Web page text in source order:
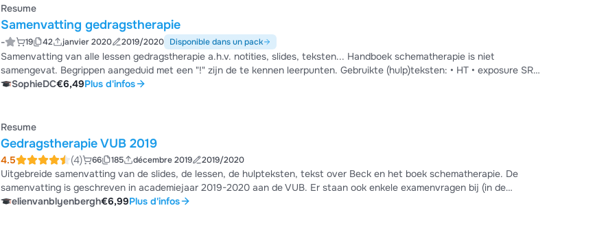
Resume
Samenvatting gedragstherapie
- 19 42 janvier 2020 2019/2020 Disponible dans un pack
Samenvatting van alle lessen gedragstherapie a.h.v. notities, slides, teksten... Handboek schematherapie is niet
samengevat. Begrippen aangeduid met een "!" zijn de te kennen leerpunten. Gebruikte (hulp)teksten: • HT • exposure SR
en SS • exposure • operante conditionering • interventies • hulptekst deel 2 Gebruikte teksten: • Hoofdstuk 5 K&K:
SophieDC€6,49Plus d'infos
Resume
Gedragstherapie VUB 2019
4.5 (4) 66 185 décembre 2019 2019/2020
Uitgebreide samenvatting van de slides, de lessen, de hulpteksten, tekst over Beck en het boek schematherapie. De
samenvatting is geschreven in academiejaar 2019-2020 aan de VUB. Er staan ook enkele examenvragen bij (in de
kaders) die ik vond op facebook .
elienvanblyenbergh€6,99Plus d'infos